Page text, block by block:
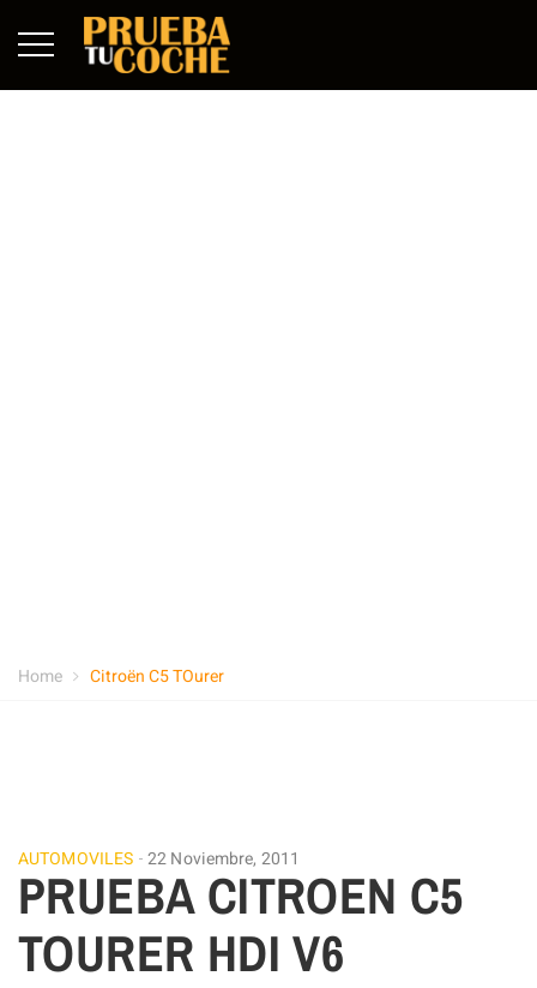
Home Citroën C5 TOurer
AUTOMOVILES 22 Noviembre, 2011
PRUEBA CITROEN C5
TOURER HDI V6